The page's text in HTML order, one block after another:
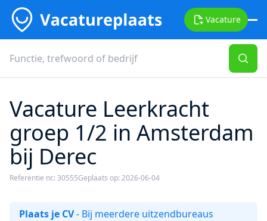
Vacature
Vacature Leerkracht
groep 1/2 in Amsterdam
bij Derec
Referentie nr.: 30555Geplaats op: 2026-06-04
Plaats je CV- Bij meerdere uitzendbureaus